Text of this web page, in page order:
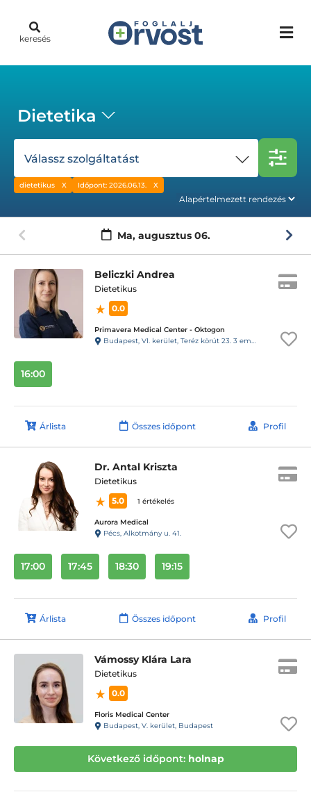
keresés
Dietetika
Válassz szolgáltatást
dietetikus Időpont: 2026.06.13.
Ma, augusztus 06.
Beliczki Andrea
Dietetikus
0.0
Primavera Medical Center - Oktogon
Budapest, VI. kerület, Teréz körút 23. 3 em. 11. ajtó
16:00
Árlista Összes időpont Profil
Dr. Antal Kriszta
Dietetikus
5.0
1 értékelés
Aurora Medical
Pécs, Alkotmány u. 41.
17:00 17:45 18:30 19:15
Árlista Összes időpont Profil
Vámossy Klára Lara
Dietetikus
0.0
Floris Medical Center
Budapest, V. kerület, Budapest
Következő időpont: holnap